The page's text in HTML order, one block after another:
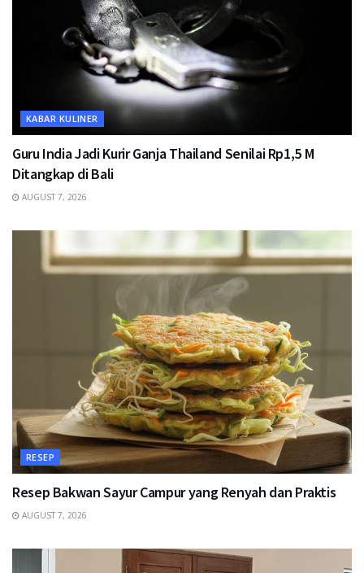
KABAR KULINER
Guru India Jadi Kurir Ganja Thailand Senilai Rp1,5 M
Ditangkap di Bali
AUGUST 7, 2026
RESEP
Resep Bakwan Sayur Campur yang Renyah dan Praktis
AUGUST 7, 2026